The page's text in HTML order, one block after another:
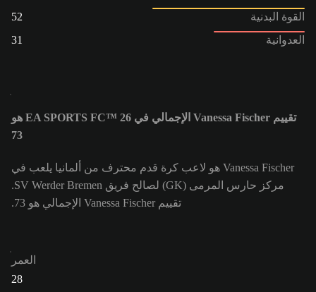
القوة البدنية
52
العدوانية
31
تقييم Vanessa Fischer الإجمالي في EA SPORTS FC™ 26 هو
73
Vanessa Fischer هو لاعب كرة قدم محترف من ألمانيا يلعب في
مركز حارس المرمى (GK) لصالح فريق SV Werder Bremen.
تقييم Vanessa Fischer الإجمالي هو 73.
العمر
28